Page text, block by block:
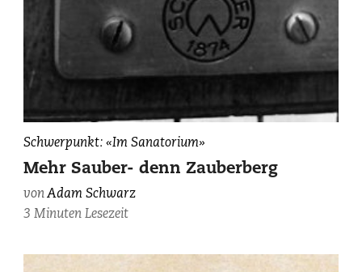
Ascenseur
Etablissements
«Schatzalp»,
photographiert
Adam
Schwerpunkt: «Im Sanatorium»
Mehr Sauber- denn Zauberberg
vonAdam Schwarz
3 Minuten Lesezeit